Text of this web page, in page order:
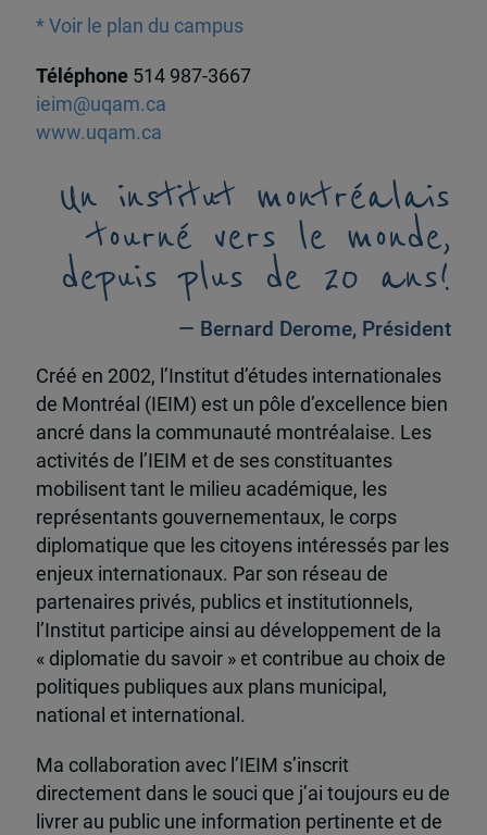
* Voir le plan du campus
Téléphone 514 987-3667
ieim@uqam.ca
www.uqam.ca
Un institut montréalais
tourné vers le monde,
depuis plus de 20 ans!
— Bernard Derome, Président
Créé en 2002, l’Institut d’études internationales
de Montréal (IEIM) est un pôle d’excellence bien
ancré dans la communauté montréalaise. Les
activités de l’IEIM et de ses constituantes
mobilisent tant le milieu académique, les
représentants gouvernementaux, le corps
diplomatique que les citoyens intéressés par les
enjeux internationaux. Par son réseau de
partenaires privés, publics et institutionnels,
l’Institut participe ainsi au développement de la
« diplomatie du savoir » et contribue au choix de
politiques publiques aux plans municipal,
national et international.
Ma collaboration avec l’IEIM s’inscrit
directement dans le souci que j’ai toujours eu de
livrer au public une information pertinente et de